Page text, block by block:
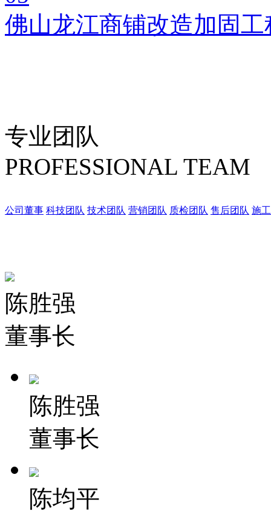
佛山龙江商铺改造加固工
专业团队
PROFESSIONAL TEAM
公司董事 科技团队 技术团队 营销团队 质检团队 售后团队 施
陈胜强
董事长
陈胜强
董事长
陈均平